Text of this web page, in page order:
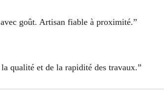
goût. Artisan fiable à proximité.”
qualité et de la rapidité des travaux.”